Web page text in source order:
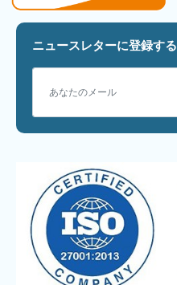
ニュースレターに登録する